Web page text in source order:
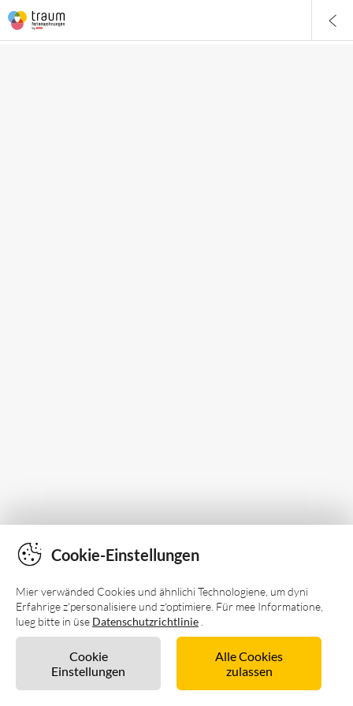
Unverbindlich anfragen
Cookie-Einstellungen
Mier verwänded Cookies und ähnlichi Technologiene, um dyni
Erfahrige z'personalisiere und z'optimiere. Für mee Informatione,
lueg bitte in üse Datenschutzrichtlinie
Cookie
Einstellungen
Alle Cookies
zulassen